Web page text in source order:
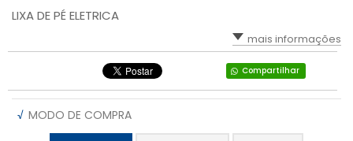
LIXA DE PÉ ELETRICA
mais informações
Compartilhar
√ MODO DE COMPRA